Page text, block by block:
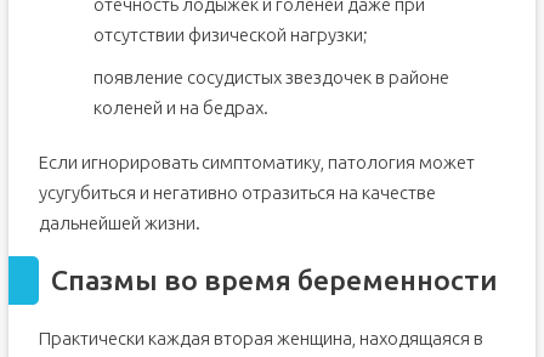
отечность лодыжек и голеней даже при
отсутствии физической нагрузки;
появление сосудистых звездочек в районе
коленей и на бедрах.
Если игнорировать симптоматику, патология может
усугубиться и негативно отразиться на качестве
дальнейшей жизни.
Спазмы во время беременности
Практически каждая вторая женщина, находящаяся в